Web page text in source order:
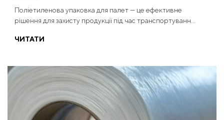
Поліетиленова упаковка для палет — це ефективне
рішення для захисту продукції під час транспортуванн...
ЧИТАТИ